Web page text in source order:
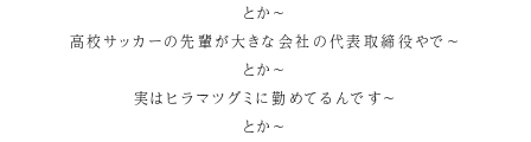
とか～
高校サッカーの先輩が大きな会社の代表取締役やで～
とか～
実はヒラマツグミに勤めてるんです～
とか～